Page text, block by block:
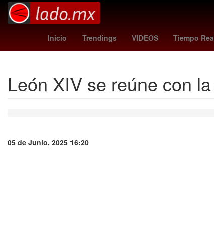
Inicio Trendings VIDEOS Tiempo
cubs - phillies Venezolanos
León XIV se reúne con
05 de Junio, 2025 16:20